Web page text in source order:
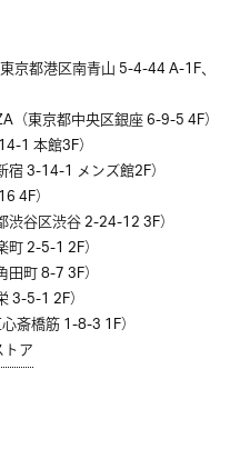
都港区南青山 5-4-44 A-1F、
（東京都中央区銀座 6-9-5 4F）
1 本館3F）
3-14-1 メンズ館2F）
4F）
谷区渋谷 2-24-12 3F）
2-5-1 2F）
町 8-7 3F）
3-5-1 2F）
斎橋筋 1-8-3 1F）
ア